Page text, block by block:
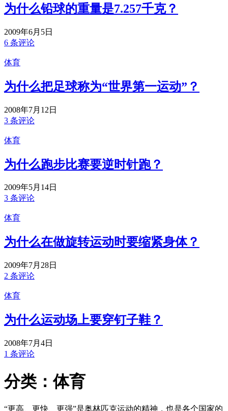
为什么铅球的重量是7.257千克？
2009年6月5日
6 条评论
体育
为什么把足球称为“世界第一运动”？
2008年7月12日
3 条评论
体育
为什么跑步比赛要逆时针跑？
2009年5月14日
3 条评论
体育
为什么在做旋转运动时要缩紧身体？
2009年7月28日
2 条评论
体育
为什么运动场上要穿钉子鞋？
2008年7月4日
1 条评论
分类：体育
“更高、更快、更强”是奥林匹克运动的精神，也是各个国家的